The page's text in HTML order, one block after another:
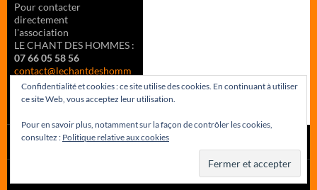
Pour contacter
directement
l'association
LE CHANT DES HOMMES :
07 66 05 58 56
contact@lechantdeshomm
es.fr
Confidentialité et cookies : ce site utilise des cookies. En continuant à utiliser
ce site Web, vous acceptez leur utilisation.
Pour en savoir plus, notamment sur la façon de contrôler les cookies,
consultez : Politique relative aux cookies